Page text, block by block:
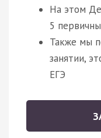
На этом
5
Также мы
занятии,
ЕГЭ